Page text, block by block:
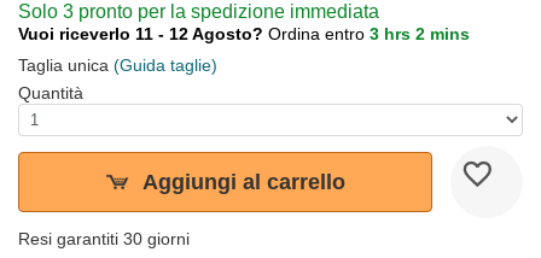
Solo 3 pronto per la spedizione immediata
Vuoi riceverlo 11 - 12 Agosto? Ordina entro 3 hrs 2 mins
Taglia unica (Guida taglie)
Quantità
Aggiungi al carrello
Resi garantiti 30 giorni